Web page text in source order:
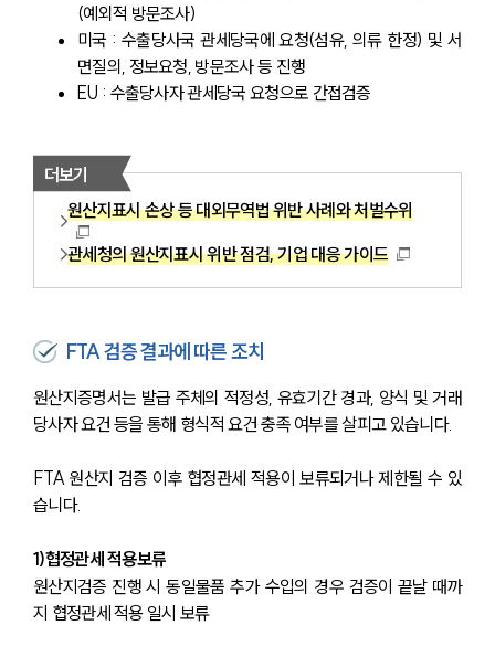
(예외적 방문조사)
미국 : 수출당사국 관세당국에 요청(섬유, 의류 한정) 및 서
면질의, 정보요청, 방문조사 등 진행
EU : 수출당사자 관세당국 요청으로 간접검증
더보기
원산지표시 손상 등 대외무역법 위반 사례와 처벌수위
관세청의 원산지표시 위반 점검, 기업 대응 가이드
FTA 검증 결과에 따른 조치
원산지증명서는 발급 주체의 적정성, 유효기간 경과, 양식 및 거래
당사자 요건 등을 통해 형식적 요건 충족 여부를 살피고 있습니다.
FTA 원산지 검증 이후 협정관세 적용이 보류되거나 제한될 수 있
습니다.
1)협정관세 적용보류
원산지검증 진행 시 동일물품 추가 수입의 경우 검증이 끝날 때까
지 협정관세 적용 일시 보류